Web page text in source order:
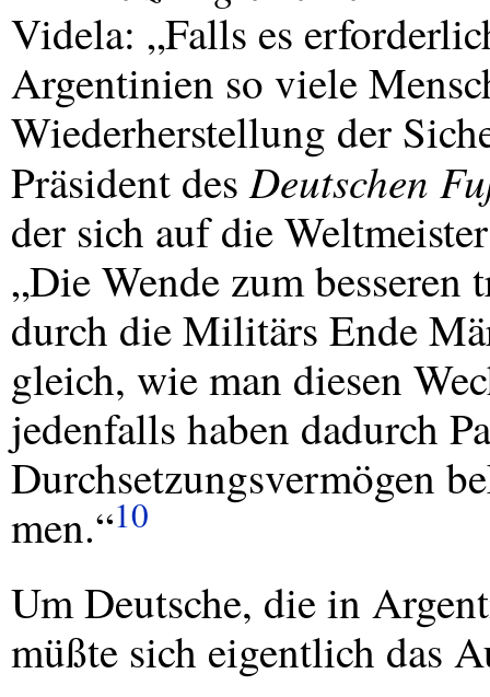
Videla: „Falls es
Argentinien so viele
Wiederherstellung der
Präsident desDeutschen
der sich auf die
„Die Wende zum
durch die Militärs Ende
gleich, wie man diesen
jedenfalls haben dadurch
Durchsetzungsvermögen
men.“10
Um Deutsche, die in
müßte sich eigentlich das